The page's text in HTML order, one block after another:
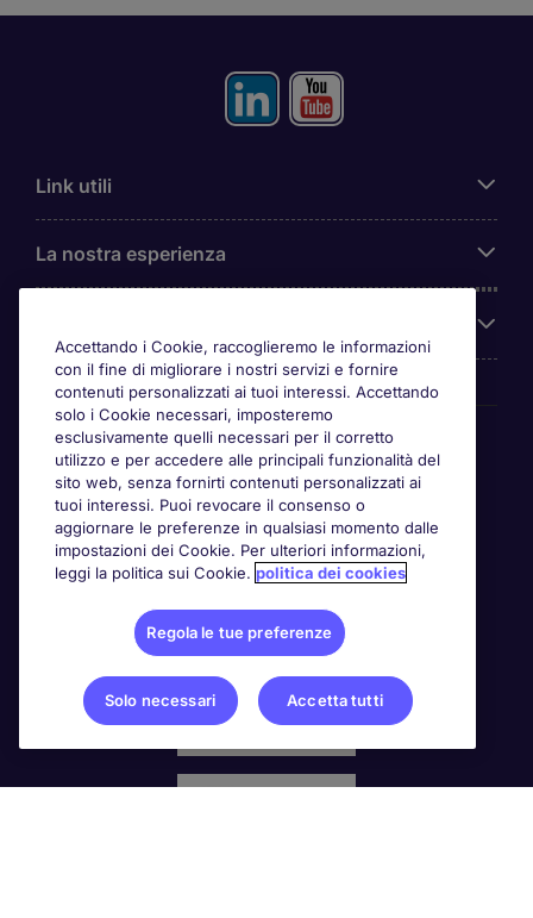
Link utili
La nostra esperienza
Awards
Accettando i Cookie, raccoglieremo le informazioni
con il fine di migliorare i nostri servizi e fornire
contenuti personalizzati ai tuoi interessi. Accettando
solo i Cookie necessari, imposteremo
esclusivamente quelli necessari per il corretto
utilizzo e per accedere alle principali funzionalità del
sito web, senza fornirti contenuti personalizzati ai
tuoi interessi. Puoi revocare il consenso o
aggiornare le preferenze in qualsiasi momento dalle
impostazioni dei Cookie. Per ulteriori informazioni,
leggi la politica sui Cookie. politica dei cookies
Regola le tue preferenze
Solo necessari Accetta tutti